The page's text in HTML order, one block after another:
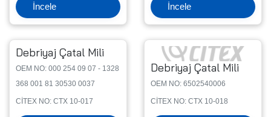
İncele İncele
Debriyaj Çatal Mili
OEM NO: 000 254 09 07 - 1328
368 001 81 30530 0037
CİTEX NO: CTX 10-017
Debriyaj Çatal Mili
OEM NO: 6502540006
CİTEX NO: CTX 10-018